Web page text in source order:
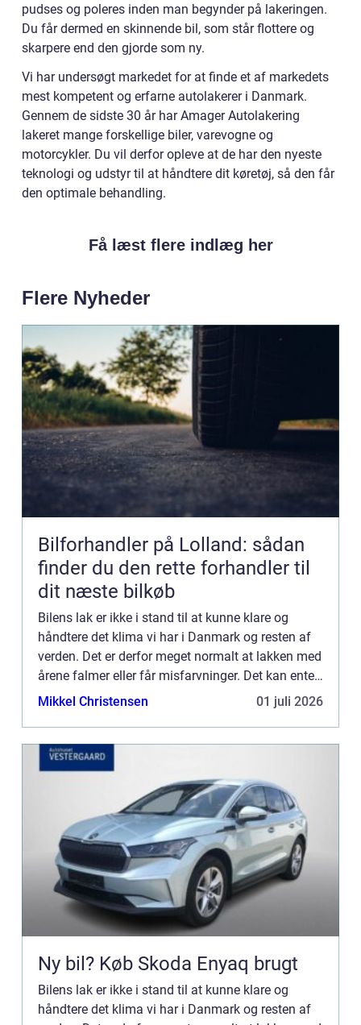
pudses og poleres inden man begynder på lakeringen.
Du får dermed en skinnende bil, som står flottere og
skarpere end den gjorde som ny.
Vi har undersøgt markedet for at finde et af markedets
mest kompetent og erfarne autolakerer i Danmark.
Gennem de sidste 30 år har Amager Autolakering
lakeret mange forskellige biler, varevogne og
motorcykler. Du vil derfor opleve at de har den nyeste
teknologi og udstyr til at håndtere dit køretøj, så den får
den optimale behandling.
Få læst flere indlæg her
Flere Nyheder
Bilforhandler på Lolland: sådan
finder du den rette forhandler til
dit næste bilkøb
Bilens lak er ikke i stand til at kunne klare og
håndtere det klima vi har i Danmark og resten af
verden. Det er derfor meget normalt at lakken med
årene falmer eller får misfarvninger. Det kan enten
komme af det nedbør vi ha...
Mikkel Christensen 01 juli 2026
Ny bil? Køb Skoda Enyaq brugt
Bilens lak er ikke i stand til at kunne klare og
håndtere det klima vi har i Danmark og resten af